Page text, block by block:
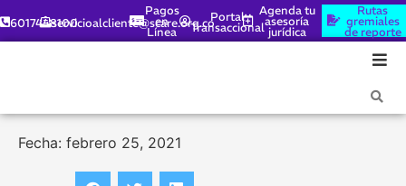
6017448100servicioalcliente@scare.org.co
Pagos
en
Línea
Portal
Transaccional
Agenda tu
asesoría
jurídica
Rutas
gremiales
de reporte
Fecha: febrero 25, 2021